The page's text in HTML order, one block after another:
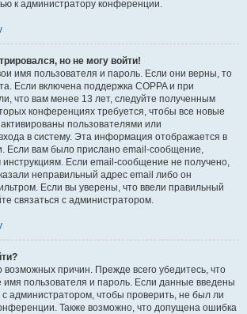
к администратору конференции.
но не могу войти!
имя пользователя и пароль. Если они верны, то
Если включена поддержка COPPA и при
что вам менее 13 лет, следуйте полученным
конференциях требуется, чтобы все новые
пользователями или
в систему. Эта информация отображается в
Если вам было прислано email-сообщение,
Если email-сообщение не получено,
неправильный адрес email либо он
Если вы уверены, что ввели правильный
связаться с администратором.
возможных причин. Прежде всего убедитесь, что
имя пользователя и пароль. Если данные введены
с администратором, чтобы проверить, не был ли
Также возможно, что допущена ошибка